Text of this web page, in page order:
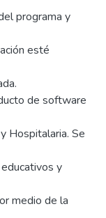
programa y
esté
de software
Hospitalaria. Se
y
medio de la